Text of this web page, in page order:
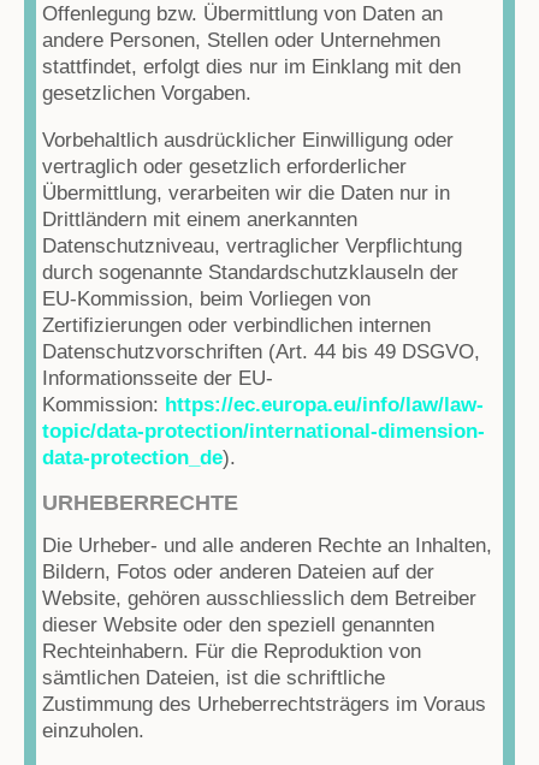
Offenlegung bzw. Übermittlung von Daten an
andere Personen, Stellen oder Unternehmen
stattfindet, erfolgt dies nur im Einklang mit den
gesetzlichen Vorgaben.
Vorbehaltlich ausdrücklicher Einwilligung oder
vertraglich oder gesetzlich erforderlicher
Übermittlung, verarbeiten wir die Daten nur in
Drittländern mit einem anerkannten
Datenschutzniveau, vertraglicher Verpflichtung
durch sogenannte Standardschutzklauseln der
EU-Kommission, beim Vorliegen von
Zertifizierungen oder verbindlichen internen
Datenschutzvorschriften (Art. 44 bis 49 DSGVO,
Informationsseite der EU-
Kommission: https://ec.europa.eu/info/law/law-
topic/data-protection/international-dimension-
data-protection_de).
URHEBERRECHTE
Die Urheber- und alle anderen Rechte an Inhalten,
Bildern, Fotos oder anderen Dateien auf der
Website, gehören ausschliesslich dem Betreiber
dieser Website oder den speziell genannten
Rechteinhabern. Für die Reproduktion von
sämtlichen Dateien, ist die schriftliche
Zustimmung des Urheberrechtsträgers im Voraus
einzuholen.